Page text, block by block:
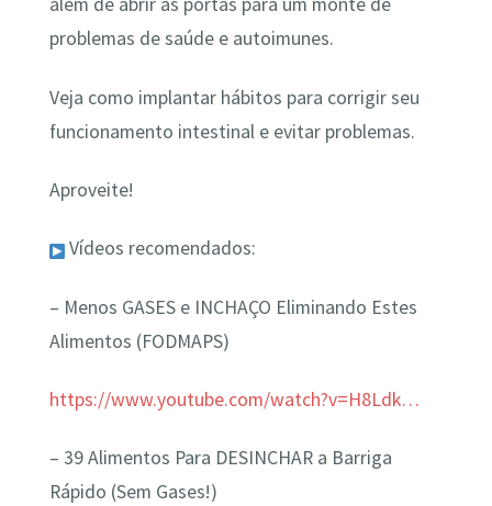
problemas de saúde e autoimunes.
Veja como implantar hábitos para corrigir seu
funcionamento intestinal e evitar problemas.
Aproveite!
Vídeos recomendados:
– Menos GASES e INCHAÇO Eliminando Estes
Alimentos (FODMAPS)
https://www.youtube.com/watch?v=H8Ldk…
– 39 Alimentos Para DESINCHAR a Barriga
Rápido (Sem Gases!)